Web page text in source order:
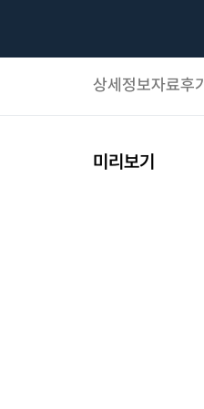
상세정보자료후기
미리보기